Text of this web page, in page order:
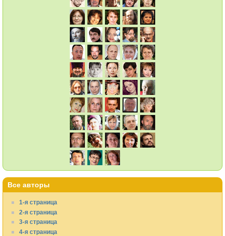
Все авторы
1-я страница
2-я страница
3-я страница
4-я страница